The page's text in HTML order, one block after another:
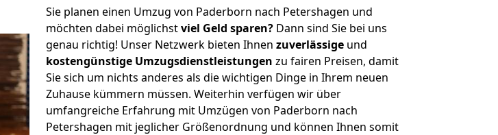
Sie planen einen Umzug von Paderborn nach Petershagen und
möchten dabei möglichstviel Geld sparen? Dann sind Sie bei uns
genau richtig! Unser Netzwerk bieten Ihnen zuverlässige und
kostengünstige Umzugsdienstleistungen zu fairen Preisen, damit
Sie sich um nichts anderes als die wichtigen Dinge in Ihrem neuen
Zuhause kümmern müssen. Weiterhin verfügen wir über
umfangreiche Erfahrung mit Umzügen von Paderborn nach
Petershagen mit jeglicher Größenordnung und können Ihnen somit